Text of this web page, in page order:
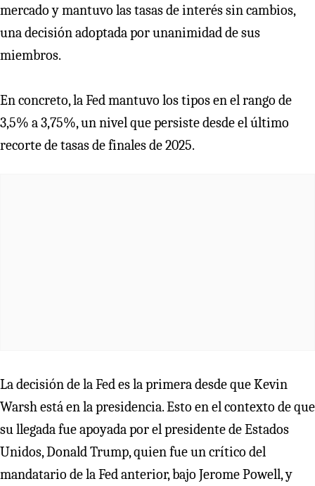
mercado y mantuvo las tasas de interés sin cambios,
una decisión adoptada por unanimidad de sus
miembros.
En concreto, la Fed mantuvo los tipos en el rango de
3,5% a 3,75%, un nivel que persiste desde el último
recorte de tasas de finales de 2025.
La decisión de la Fed es la primera desde que Kevin
Warsh está en la presidencia. Esto en el contexto de que
su llegada fue apoyada por el presidente de Estados
Unidos, Donald Trump, quien fue un crítico del
mandatario de la Fed anterior, bajo Jerome Powell, y